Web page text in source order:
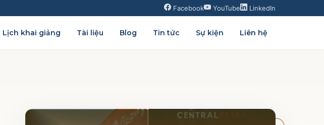
Facebook YouTube LinkedIn
Lịch khai giảng Tài liệu Blog Tin tức Sự kiện Liên hệ